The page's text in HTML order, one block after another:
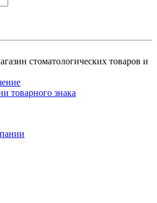
стоматологических товаров и
товарного знака